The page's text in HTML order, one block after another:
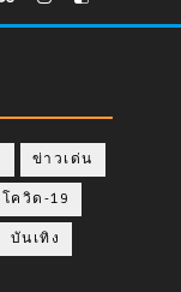
ข่าวเด่น
โควิด-19
บันเทิง